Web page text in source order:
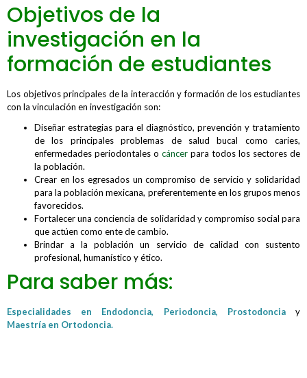
Objetivos de la
investigación en la
formación de estudiantes
Los objetivos principales de la interacción y formación de los estudiantes
con la vinculación en investigación son:
Diseñar estrategias para el diagnóstico, prevención y tratamiento
de los principales problemas de salud bucal como caries,
enfermedades periodontales o cáncer para todos los sectores de
la población.
Crear en los egresados un compromiso de servicio y solidaridad
para la población mexicana, preferentemente en los grupos menos
favorecidos.
Fortalecer una conciencia de solidaridad y compromiso social para
que actúen como ente de cambio.
Brindar a la población un servicio de calidad con sustento
profesional, humanístico y ético.
Para saber más:
Especialidades en Endodoncia, Periodoncia, Prostodonciay
Maestría en Ortodoncia.